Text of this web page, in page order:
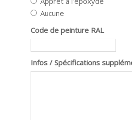
Aucune
Code de peinture RAL
Infos / Spécifications